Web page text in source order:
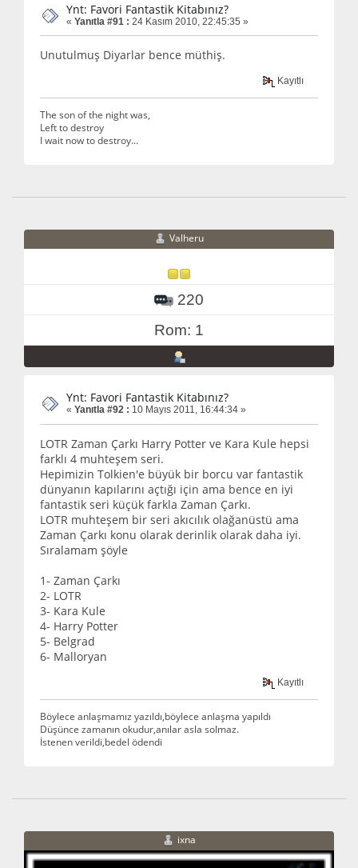
Ynt: Favori Fantastik Kitabınız?
« Yanıtla #91 : 24 Kasım 2010, 22:45:35 »
Unutulmuş Diyarlar bence müthiş.
Kayıtlı
The son of the night was,
Left to destroy
I wait now to destroy...
Valheru
220
Rom: 1
Ynt: Favori Fantastik Kitabınız?
« Yanıtla #92 : 10 Mayıs 2011, 16:44:34 »
LOTR Zaman Çarkı Harry Potter ve Kara Kule hepsi
farklı 4 muhteşem seri.
Hepimizin Tolkien'e büyük bir borcu var fantastik
dünyanın kapılarını açtığı için ama bence en iyi
fantastik seri küçük farkla Zaman Çarkı.
LOTR muhteşem bir seri akıcılık olağanüstü ama
Zaman Çarkı konu olarak derinlik olarak daha iyi.
Sıralamam şöyle
1- Zaman Çarkı
2- LOTR
3- Kara Kule
4- Harry Potter
5- Belgrad
6- Malloryan
Kayıtlı
Böylece anlaşmamız yazıldı,böylece anlaşma yapıldı
Düşünce zamanın okudur,anılar asla solmaz.
İstenen verildi,bedel ödendi
ixna